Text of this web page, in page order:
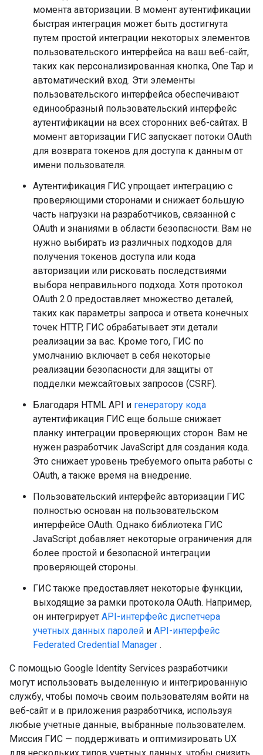
момента авторизации. В момент аутентификации
быстрая интеграция может быть достигнута
путем простой интеграции некоторых элементов
пользовательского интерфейса на ваш веб-сайт,
таких как персонализированная кнопка, One Tap и
автоматический вход. Эти элементы
пользовательского интерфейса обеспечивают
единообразный пользовательский интерфейс
аутентификации на всех сторонних веб-сайтах. В
момент авторизации ГИС запускает потоки OAuth
для возврата токенов для доступа к данным от
имени пользователя.
Аутентификация ГИС упрощает интеграцию с
проверяющими сторонами и снижает большую
часть нагрузки на разработчиков, связанной с
OAuth и знаниями в области безопасности. Вам не
нужно выбирать из различных подходов для
получения токенов доступа или кода
авторизации или рисковать последствиями
выбора неправильного подхода. Хотя протокол
OAuth 2.0 предоставляет множество деталей,
таких как параметры запроса и ответа конечных
точек HTTP, ГИС обрабатывает эти детали
реализации за вас. Кроме того, ГИС по
умолчанию включает в себя некоторые
реализации безопасности для защиты от
подделки межсайтовых запросов (CSRF).
Благодаря HTML API и генератору кода
аутентификация ГИС еще больше снижает
планку интеграции проверяющих сторон. Вам не
нужен разработчик JavaScript для создания кода.
Это снижает уровень требуемого опыта работы с
OAuth, а также время на внедрение.
Пользовательский интерфейс авторизации ГИС
полностью основан на пользовательском
интерфейсе OAuth. Однако библиотека ГИС
JavaScript добавляет некоторые ограничения для
более простой и безопасной интеграции
проверяющей стороны.
ГИС также предоставляет некоторые функции,
выходящие за рамки протокола OAuth. Например,
он интегрирует API-интерфейс диспетчера
учетных данных паролей и API-интерфейс
Federated Credential Manager .
С помощью Google Identity Services разработчики
могут использовать выделенную и интегрированную
службу, чтобы помочь своим пользователям войти на
веб-сайт и в приложения разработчика, используя
любые учетные данные, выбранные пользователем.
Миссия ГИС — поддерживать и оптимизировать UX